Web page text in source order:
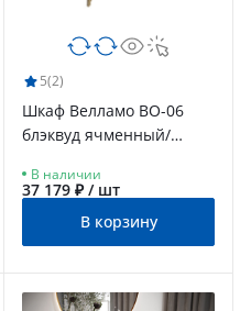
5(2)
Шкаф Велламо ВО-06
блэквуд ячменный/
В наличии
37 179 ₽ / шт
В корзину